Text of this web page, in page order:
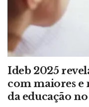
Ideb 2025
com maiores e
da educação